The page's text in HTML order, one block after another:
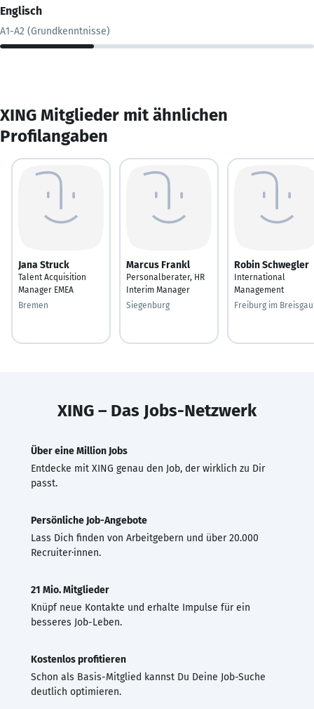
Englisch
A1-A2 (Grundkenntnisse)
XING Mitglieder mit ähnlichen
Profilangaben
Jana Struck
Talent Acquisition
Manager EMEA
Bremen
Marcus Frankl
Personalberater, HR
Interim Manager
Siegenburg
Robin Schwegler
International
Management
Freiburg im Breisgau
XING – Das Jobs-Netzwerk
Über eine Million Jobs
Entdecke mit XING genau den Job, der wirklich zu Dir
passt.
Persönliche Job-Angebote
Lass Dich finden von Arbeitgebern und über 20.000
Recruiter·innen.
21 Mio. Mitglieder
Knüpf neue Kontakte und erhalte Impulse für ein
besseres Job-Leben.
Kostenlos profitieren
Schon als Basis-Mitglied kannst Du Deine Job-Suche
deutlich optimieren.